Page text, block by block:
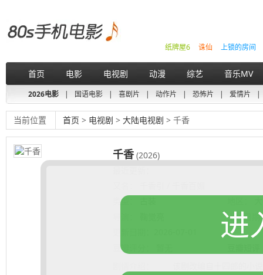
上锁的房间
诛仙
纸牌屋6
首页 电影 电视剧 动漫 综艺 音乐MV
2026电影 | 国语电影 | 喜剧片 | 动作片 | 恐怖片 | 爱情片 |
当前位置 首页 > 电视剧 > 大陆电视剧 > 千香
千香(2026)
类型：
上映日期
豆瓣评分：
进